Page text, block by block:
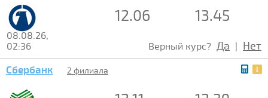
12.06 13.45
08.08.26,
02:36
Верный курс? Да | Нет
Сбербанк 2 филиала